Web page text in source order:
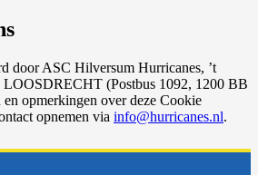
door ASC Hilversum Hurricanes, ’t
LOOSDRECHT (Postbus 1092, 1200 BB
opmerkingen over deze Cookie
opnemen via info@hurricanes.nl.